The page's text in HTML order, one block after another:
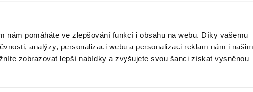
nám pomáháte ve zlepšování funkcí i obsahu na webu. Díky vašemu
analýzy, personalizaci webu a personalizaci reklam nám i našim
zobrazovat lepší nabídky a zvyšujete svou šanci získat vysněnou
Resetovat filtry